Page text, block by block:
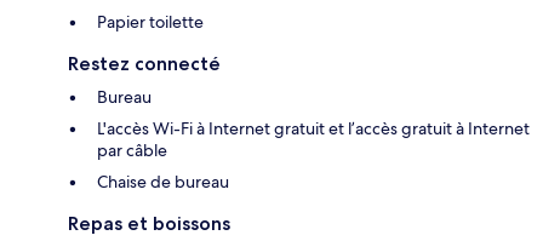
Papier toilette
Restez connecté
Bureau
L'accès Wi-Fi à Internet gratuit et l’accès gratuit à Internet
par câble
Chaise de bureau
Repas et boissons